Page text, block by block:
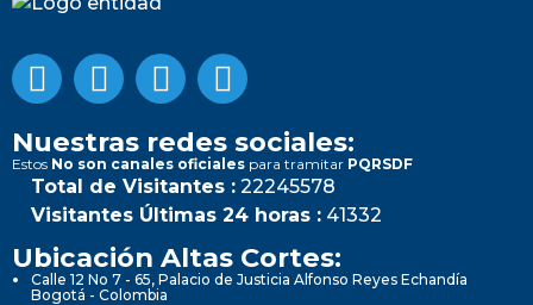
Nuestras redes sociales:
Estos No son canales oficiales para tramitar PQRSDF
Total de Visitantes : 22245578
Visitantes Últimas 24 horas : 41332
Ubicación Altas Cortes:
Calle 12 No 7 - 65, Palacio de Justicia Alfonso Reyes Echandía
Bogotá - Colombia